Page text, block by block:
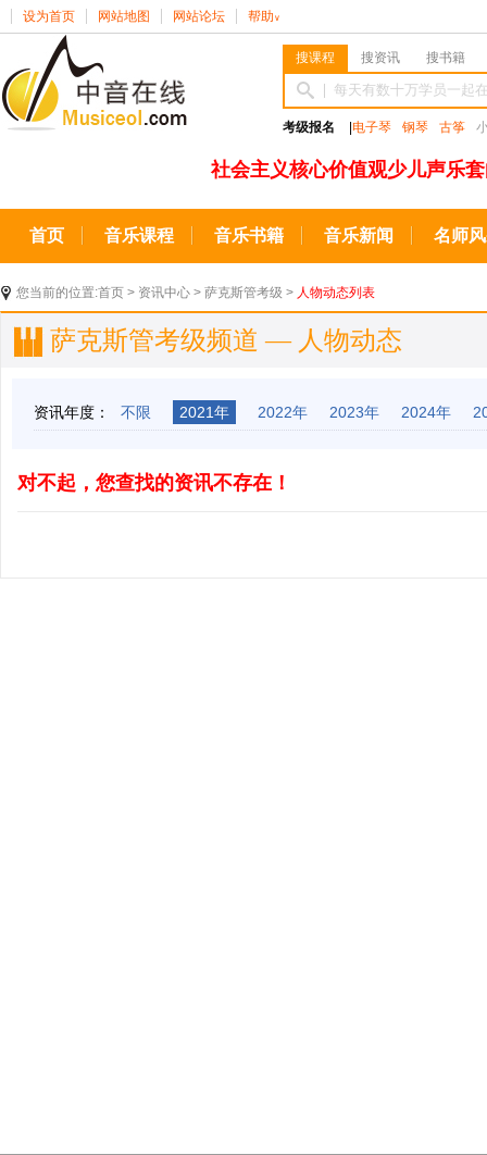
设为首页 网站地图 网站论坛 帮助 ∨
搜课程 搜资讯 搜书籍
考级报名 电子琴 钢琴 古筝
社会主义核心价值观少儿声乐
首页 音乐课程 音乐书籍 音乐新闻 名师
您当前的位置:首页 > 资讯中心 > 萨克斯管考级 > 人物动态列表
萨克斯管考级频道 — 人物动态
资讯年度： 不限 2021年 2022年 2023年 2024年
对不起，您查找的资讯不存在！